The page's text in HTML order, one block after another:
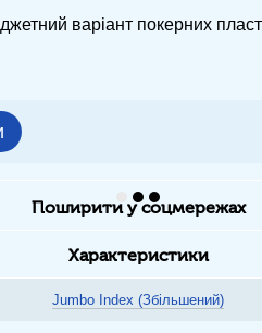
варіант покерних
Поширити у соцмережах
Характеристики
Jumbo Index (Збільшений)